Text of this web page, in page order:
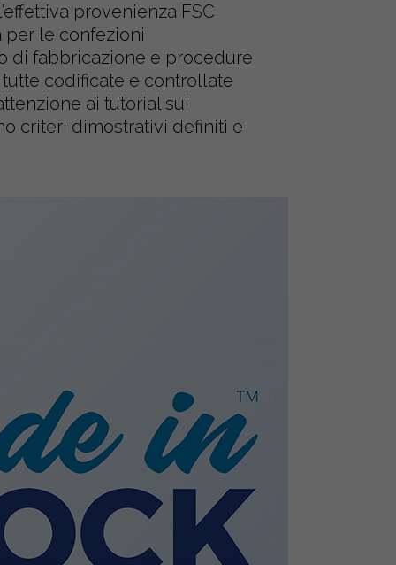
provenienza FSC
per le confezioni
di fabbricazione e procedure
codificate e controllate
ai tutorial sui
criteri dimostrativi definiti e